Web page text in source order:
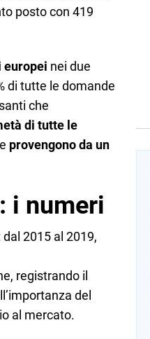
posto con 419
europei nei due
di tutte le domande
che
di tutte le
provengono da un
i numeri
2015 al 2019,
registrando il
del
al mercato.